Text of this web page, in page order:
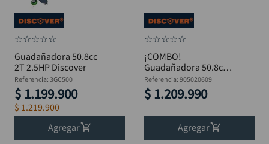
☆☆☆☆☆
Guadañadora 50.8cc
2T 2.5HP Discover
Referencia: 3GC500
$ 1.199.900
$1.219.900
Agregar
☆☆☆☆☆
¡COMBO!
Guadañadora 50.8cc
2.5HP + Fumigador
20L Lanza Inox
DISCOVER
Referencia: 905020609
$ 1.209.990
Agregar